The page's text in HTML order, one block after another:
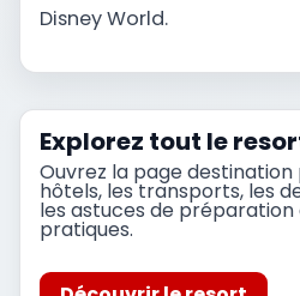
Disney World.
Explorez tout le
Ouvrez la page
hôtels, les transports, les
les astuces de
pratiques.